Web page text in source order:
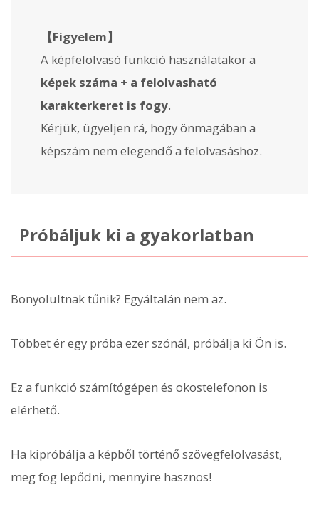
【Figyelem】
A képfelolvasó funkció használatakor a
képek száma + a felolvasható
karakterkeret is fogy.
Kérjük, ügyeljen rá, hogy önmagában a
képszám nem elegendő a felolvasáshoz.
Próbáljuk ki a gyakorlatban
Bonyolultnak tűnik? Egyáltalán nem az.
Többet ér egy próba ezer szónál, próbálja ki Ön is.
Ez a funkció számítógépen és okostelefonon is
elérhető.
Ha kipróbálja a képből történő szövegfelolvasást,
meg fog lepődni, mennyire hasznos!